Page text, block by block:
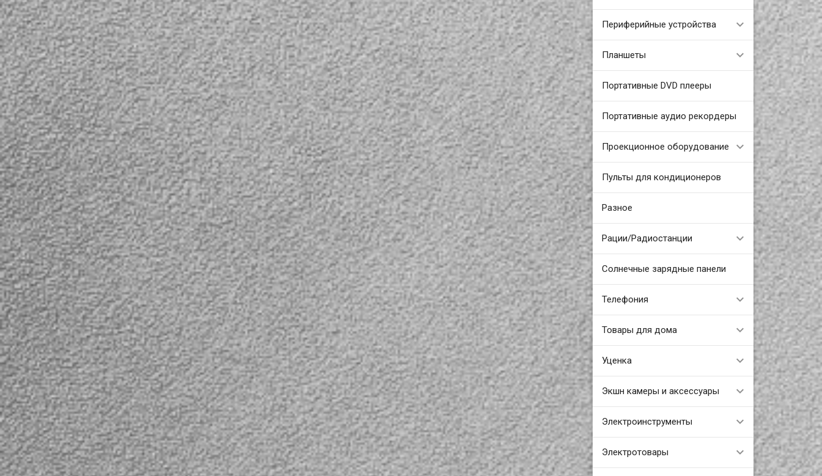
Периферийные устройства
Планшеты
Портативные DVD плееры
Портативные аудио рекордеры
Проекционное оборудование
Пульты для кондиционеров
Разное
Рации/Радиостанции
Солнечные зарядные панели
Телефония
Товары для дома
Уценка
Экшн камеры и аксессуары
Электроинструменты
Электротовары